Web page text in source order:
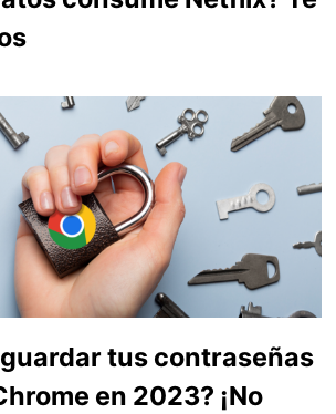
tus contraseñas
en 2023? ¡No